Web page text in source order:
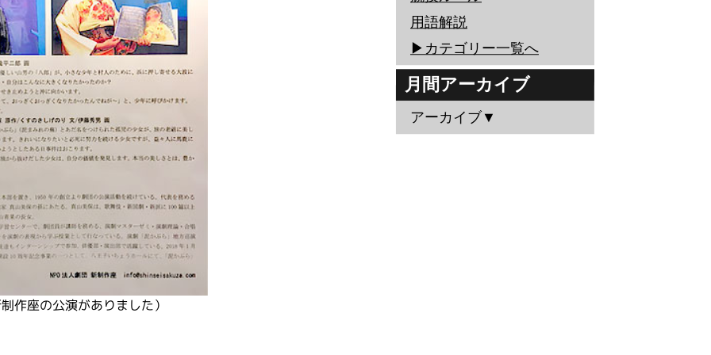
作座の公演がありました）
用語解説
▶︎カテゴリー一覧へ
月間アーカイブ
アーカイブ▼